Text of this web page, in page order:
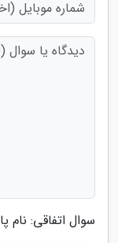
سوال اتفاقی: